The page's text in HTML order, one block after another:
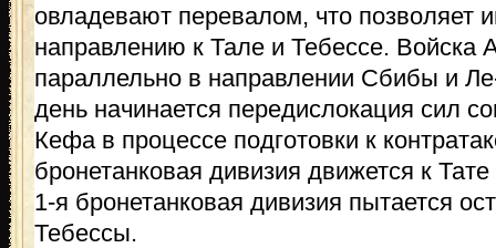
овладевают перевалом, что позволяет
направлению к Тале и Тебессе. Войска
параллельно в направлении Сбибы и
день начинается передислокация сил
Кефа в процессе подготовки к
бронетанковая дивизия движется к
1-я бронетанковая дивизия пытается
Тебессы.